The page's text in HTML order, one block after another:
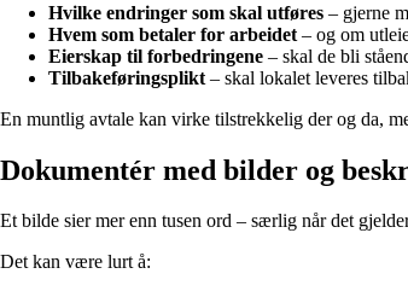
Hvilke endringer som skal utføres – gjerne
Hvem som betaler for arbeidet – og om
Eierskap til forbedringene – skal de bli
Tilbakeføringsplikt – skal lokalet leveres
En muntlig avtale kan virke tilstrekkelig der og da,
Dokumentér med bilder og
Et bilde sier mer enn tusen ord – særlig når det
Det kan være lurt å: